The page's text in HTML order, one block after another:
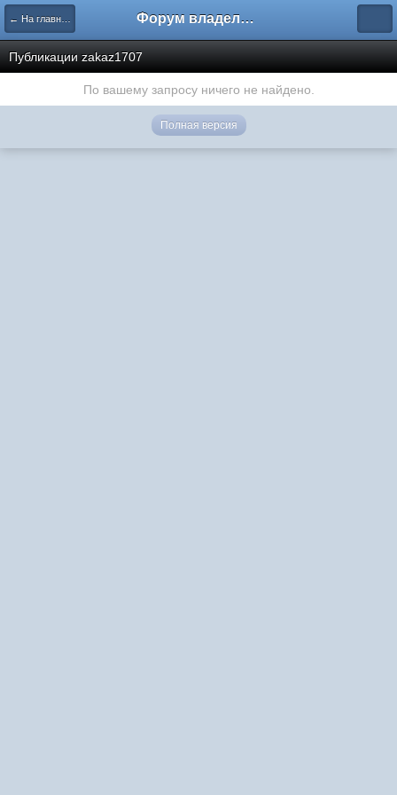
← На главную Форум владельцев интернет-магазинов
Публикации zakaz1707
По вашему запросу ничего не найдено.
Полная версия